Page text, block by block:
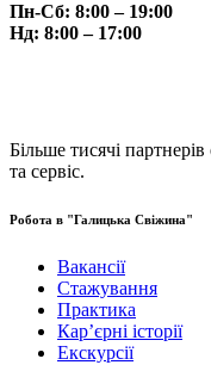
Пн-Сб: 8:00 – 19:00
Нд: 8:00 – 17:00
Більше тисячі
та сервіс.
Робота в "Галицька Свіжина"
Вакансії
Стажування
Практика
Карʼєрні історії
Екскурсії